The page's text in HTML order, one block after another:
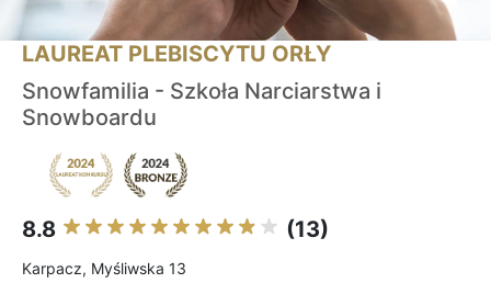
LAUREAT PLEBISCYTU ORŁY
Snowfamilia - Szkoła Narciarstwa i
Snowboardu
8.8 (13)
Karpacz, Myśliwska 13